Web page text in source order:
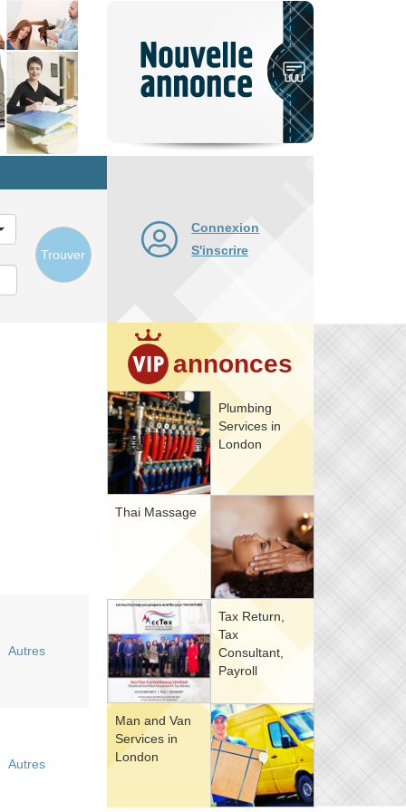
Trouver
Connexion
S'inscrire
annonces
Plumbing
Services in
London
Thai Massage
Tax Return,
Tax
Consultant,
Payroll
Man and Van
Services in
London
Autres
Autres